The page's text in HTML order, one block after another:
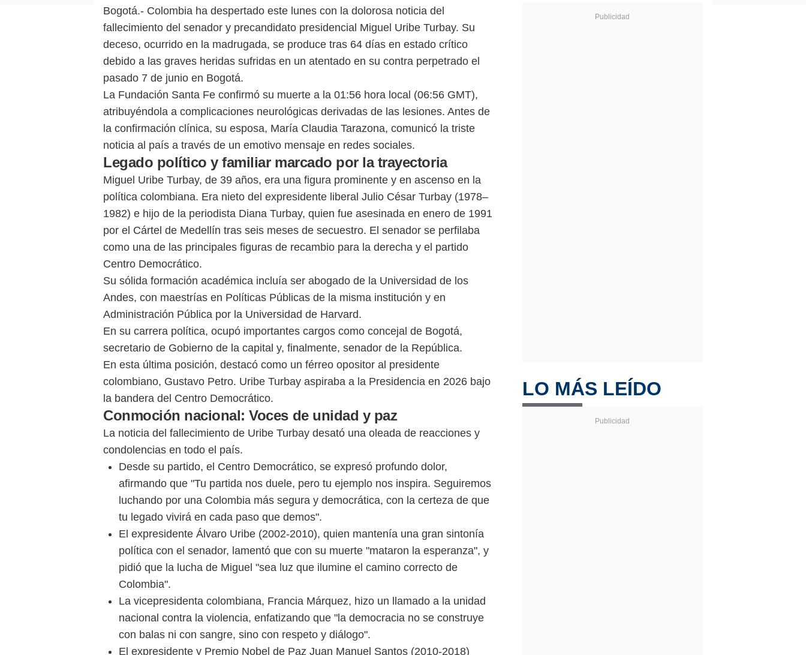
Bogotá.- Colombia ha despertado este lunes con la dolorosa noticia del
fallecimiento del senador y precandidato presidencial Miguel Uribe Turbay. Su
deceso, ocurrido en la madrugada, se produce tras 64 días en estado crítico
debido a las graves heridas sufridas en un atentado en su contra perpetrado el
pasado 7 de junio en Bogotá.
La Fundación Santa Fe confirmó su muerte a la 01:56 hora local (06:56 GMT),
atribuyéndola a complicaciones neurológicas derivadas de las lesiones. Antes de
la confirmación clínica, su esposa, María Claudia Tarazona, comunicó la triste
noticia al país a través de un emotivo mensaje en redes sociales.
Legado político y familiar marcado por la trayectoria
Miguel Uribe Turbay, de 39 años, era una figura prominente y en ascenso en la
política colombiana. Era nieto del expresidente liberal Julio César Turbay (1978–
1982) e hijo de la periodista Diana Turbay, quien fue asesinada en enero de 1991
por el Cártel de Medellín tras seis meses de secuestro. El senador se perfilaba
como una de las principales figuras de recambio para la derecha y el partido
Centro Democrático.
Su sólida formación académica incluía ser abogado de la Universidad de los
Andes, con maestrías en Políticas Públicas de la misma institución y en
Administración Pública por la Universidad de Harvard.
En su carrera política, ocupó importantes cargos como concejal de Bogotá,
secretario de Gobierno de la capital y, finalmente, senador de la República.
En esta última posición, destacó como un férreo opositor al presidente
colombiano, Gustavo Petro. Uribe Turbay aspiraba a la Presidencia en 2026 bajo
la bandera del Centro Democrático.
Conmoción nacional: Voces de unidad y paz
La noticia del fallecimiento de Uribe Turbay desató una oleada de reacciones y
condolencias en todo el país.
Desde su partido, el Centro Democrático, se expresó profundo dolor,
afirmando que "Tu partida nos duele, pero tu ejemplo nos inspira. Seguiremos
luchando por una Colombia más segura y democrática, con la certeza de que
tu legado vivirá en cada paso que demos".
El expresidente Álvaro Uribe (2002-2010), quien mantenía una gran sintonía
política con el senador, lamentó que con su muerte "mataron la esperanza", y
pidió que la lucha de Miguel "sea luz que ilumine el camino correcto de
Colombia".
La vicepresidenta colombiana, Francia Márquez, hizo un llamado a la unidad
nacional contra la violencia, enfatizando que "la democracia no se construye
con balas ni con sangre, sino con respeto y diálogo".
El expresidente y Premio Nobel de Paz Juan Manuel Santos (2010-2018)
LO MÁS LEÍDO